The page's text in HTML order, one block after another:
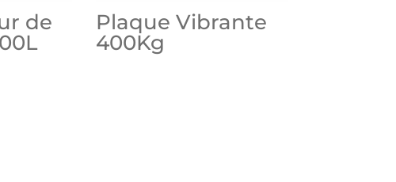
de
Plaque Vibrante
400Kg